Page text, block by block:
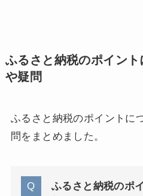
ふるさと納税のポイン
や疑問
ふるさと納税のポイントに
問をまとめました。
ふるさと納税のポ